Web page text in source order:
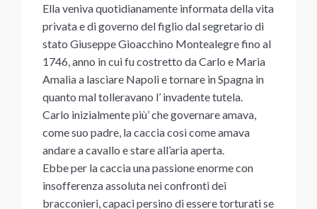
Ella veniva quotidianamente informata della vita
privata e di governo del figlio dal segretario di
stato Giuseppe Gioacchino Montealegre fino al
1746, anno in cui fu costretto da Carlo e Maria
Amalia a lasciare Napoli e tornare in Spagna in
quanto mal tolleravano l’ invadente tutela.
Carlo inizialmente più’ che governare amava,
come suo padre, la caccia così come amava
andare a cavallo e stare all’aria aperta.
Ebbe per la caccia una passione enorme con
insofferenza assoluta nei confronti dei
bracconieri, capaci persino di essere torturati se